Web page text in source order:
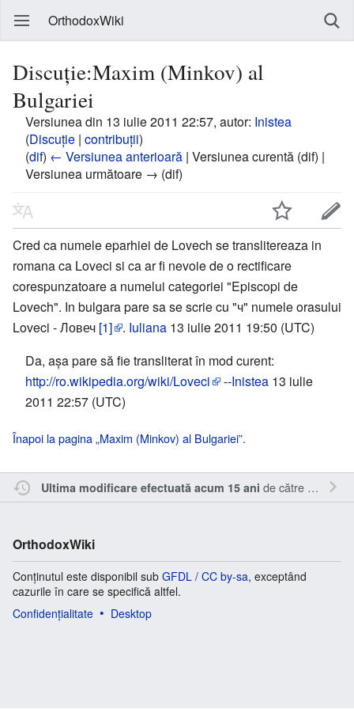
OrthodoxWiki
Discuție:Maxim (Minkov) al
Bulgariei
Versiunea din 13 iulie 2011 22:57, autor: Inistea
(Discuție | contribuții)
(dif) ← Versiunea anterioară | Versiunea curentă (dif) |
Versiunea următoare → (dif)
Cred ca numele eparhiei de Lovech se translitereaza in
romana ca Loveci si ca ar fi nevoie de o rectificare
corespunzatoare a numelui categoriei "Episcopi de
Lovech". In bulgara pare sa se scrie cu "ч" numele orasului
Loveci - Ловеч [1] . Iuliana 13 iulie 2011 19:50 (UTC)
Da, așa pare să fie transliterat în mod curent:
http://ro.wikipedia.org/wiki/Loveci
--Inistea 13 iulie
2011 22:57 (UTC)
Înapoi la pagina „Maxim (Minkov) al Bulgariei”.
Ultima modificare efectuată acum 15 ani de către Inistea
OrthodoxWiki
Conținutul este disponibil sub GFDL / CC by-sa, exceptând
cazurile în care se specifică altfel.
Confidențialitate
Desktop